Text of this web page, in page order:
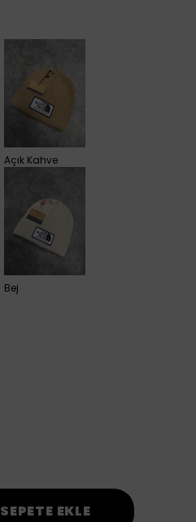
Açık Kahve
Bej
SEPETE EKLE